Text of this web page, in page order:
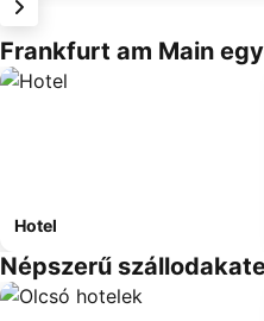
Frankfurt am Main
Hotel
Népszerű